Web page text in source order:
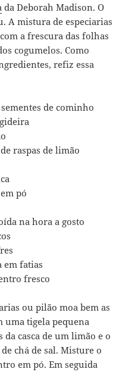
da Deborah Madison. O
A mistura de especiarias
a frescura das folhas
cogumelos. Como
refiz essa
de cominho
raspas de limão
pó
na hora a gosto
em fatias
fresco
ou pilão moa bem as
uma tigela pequena
da casca de um limão e o
chá de sal. Misture o
em pó. Em seguida